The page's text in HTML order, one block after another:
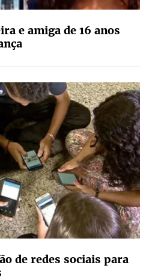
e amiga de 16 anos
de redes sociais para